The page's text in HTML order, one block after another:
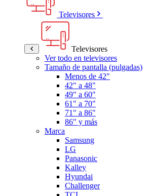
Televisores
Televisores
Ver todo en televisores
Tamaño de pantalla (pulgadas)
Menos de 42"
42" a 48"
49" a 60"
61" a 70"
71" a 86"
86" y más
Marca
Samsung
LG
Panasonic
Kalley
Hyundai
Challenger